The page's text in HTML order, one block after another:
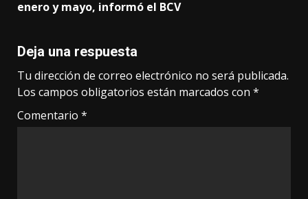
enero y mayo, informó el BCV
Deja una respuesta
Tu dirección de correo electrónico no será publicada.
Los campos obligatorios están marcados con *
Comentario *